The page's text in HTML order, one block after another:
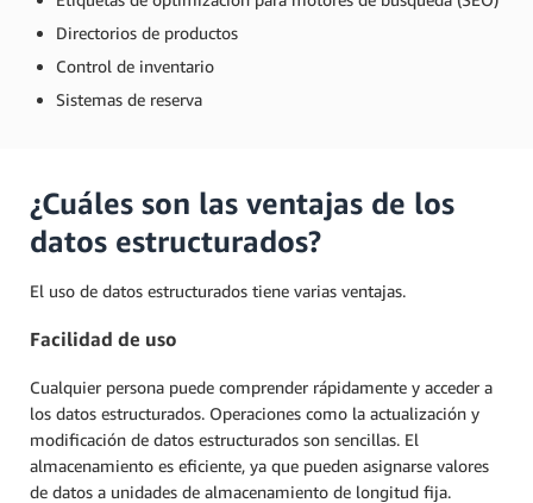
Directorios de productos
Control de inventario
Sistemas de reserva
¿Cuáles son las ventajas de los
datos estructurados?
El uso de datos estructurados tiene varias ventajas.
Facilidad de uso
Cualquier persona puede comprender rápidamente y acceder a
los datos estructurados. Operaciones como la actualización y
modificación de datos estructurados son sencillas. El
almacenamiento es eficiente, ya que pueden asignarse valores
de datos a unidades de almacenamiento de longitud fija.